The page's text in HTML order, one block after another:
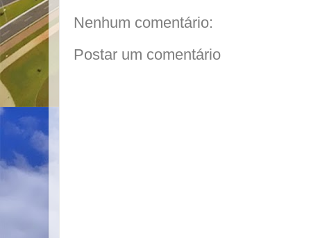
Nenhum comentário:
Postar um comentário